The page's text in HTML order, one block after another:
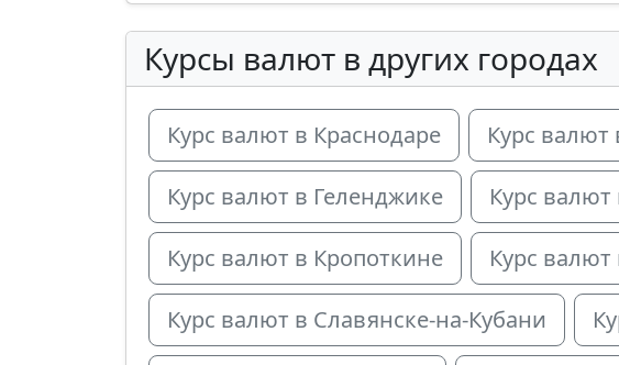
Курсы валют в других городах
Курс валют в Краснодаре Курс валют
Курс валют в Геленджике Курс
Курс валют в Кропоткине Курс валют
Курс валют в Славянске-на-Кубани